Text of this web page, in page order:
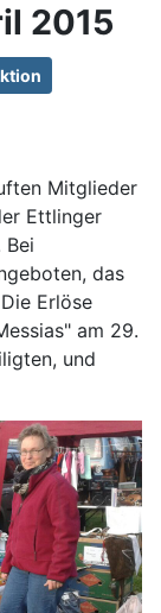
2015
Mitglieder
Ettlinger
Bei
das
Erlöse
am 29.
und